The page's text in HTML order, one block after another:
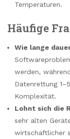
Temperaturen.
Häufige
Wie lange
werden,
Datenrettung
Komplexität.
Lohnt sich die
sehr alten
wirtschaftlicher